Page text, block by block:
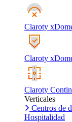
Claroty
Claroty
Claroty
Verticales
Centros de
Hospitalidad